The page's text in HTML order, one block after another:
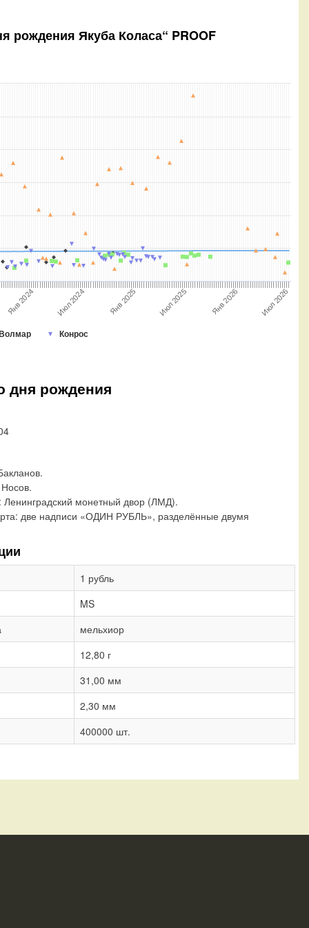
рождения Якуба Коласа“ PROOF
Волмар Конрос
Янв 2024 Июл 2024 Янв 2025 Июл 2025 Янв 2026 Июл 2026
дня рождения
Ленинградский монетный двор (ЛМД).
две надписи «ОДИН РУБЛЬ», разделённые двумя
1 рубль
MS
мельхиор
12,80 г
31,00 мм
2,30 мм
400000 шт.